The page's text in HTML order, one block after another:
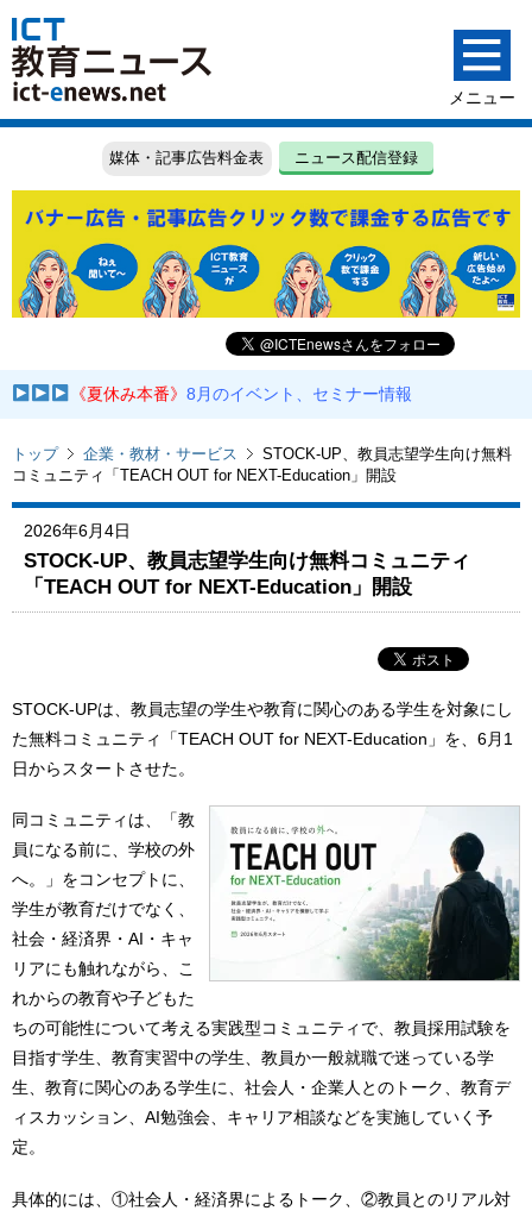
媒体・記事広告料金表 ニュース配信登録
《夏休み本番》8月のイベント、セミナー情報
トップ 企業・教材・サービス
STOCK-UP、教員志望学生向け無料
コミュニティ「TEACH OUT for NEXT-Education」開設
2026年6月4日
STOCK-UP、教員志望学生向け無料コミュニティ
「TEACH OUT for NEXT-Education」開設
STOCK-UPは、教員志望の学生や教育に関心のある学生を対象にし
た無料コミュニティ「TEACH OUT for NEXT-Education」を、6月1
日からスタートさせた。
同コミュニティは、「教
員になる前に、学校の外
へ。」をコンセプトに、
学生が教育だけでなく、
社会・経済界・AI・キャ
リアにも触れながら、こ
れからの教育や子どもた
ちの可能性について考える実践型コミュニティで、教員採用試験を
目指す学生、教育実習中の学生、教員か一般就職で迷っている学
生、教育に関心のある学生に、社会人・企業人とのトーク、教育デ
ィスカッション、AI勉強会、キャリア相談などを実施していく予
定。
具体的には、①社会人・経済界によるトーク、②教員とのリアル対